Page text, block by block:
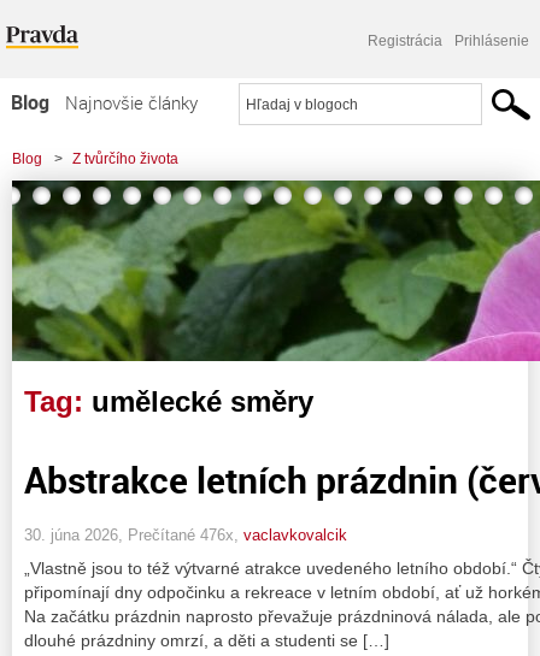
Registrácia Prihlásenie
Blog
Najnovšie články
Najčítanejšie články
Najkomentovanejšie články
Zoznam blogov
Komerčné blogy
Blog > Z tvůrčího života
Tag: umělecké směry
Abstrakce letních prázdnin
30. júna 2026, Prečítané 476x, vaclavkovalcik
„Vlastně jsou to též výtvarné atrakce uvedeného letního období.“
připomínají dny odpočinku a rekreace v letním období, ať už
Na začátku prázdnin naprosto převažuje prázdninová nálada, ale
dlouhé prázdniny omrzí, a děti a studenti se […]